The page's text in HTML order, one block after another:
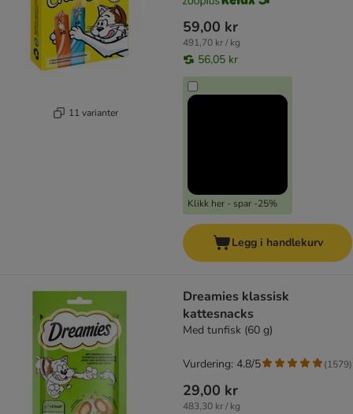
11 varianter
59,00 kr
491,70 kr / kg
56,05 kr
Klikk her - spar -25%
Legg i handlekurv
Dreamies klassisk
kattesnacks
Med tunfisk (60 g)
29,00 kr
483,30 kr / kg
Vurdering: 4.8/5 (1579)